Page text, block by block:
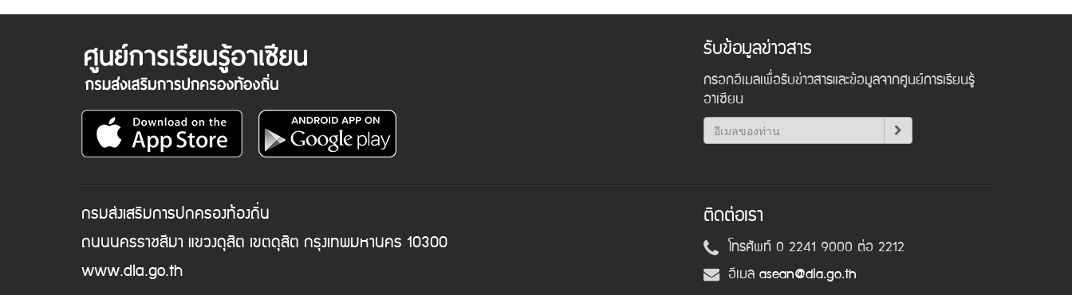
รับข้อมูลข่าวสาร
กรอกอีเมลเพื่อรับข่าวสารและข้อมูลจากศูนย์การเรียนรู้
อาเซียน
กรมส่งเสริมการปกครองท้องถิ่น
ถนนนครราชสีมา แขวงดุสิต เขตดุสิต กรุงเทพมหานคร 10300
www.dla.go.th
ติดต่อเรา
โทรศัพท์ 0 2241 9000 ต่อ 2212
อีเมล asean@dla.go.th